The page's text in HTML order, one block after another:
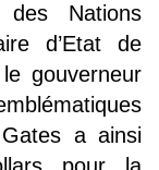
des Nations
d’Etat de
gouverneur
a ainsi